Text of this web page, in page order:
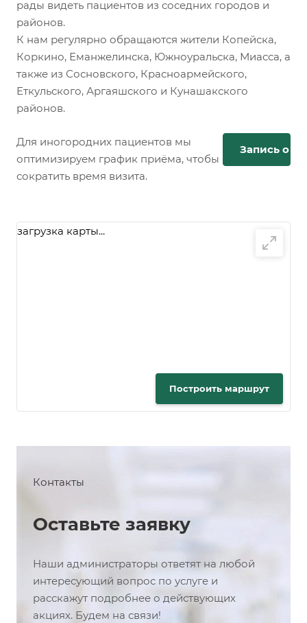
рады видеть пациентов из соседних городов и
районов.
К нам регулярно обращаются жители Копейска,
Коркино, Еманжелинска, Южноуральска, Миасса, а
также из Сосновского, Красноармейского,
Еткульского, Аргаяшского и Кунашакского
районов.
Для иногородних пациентов мы
оптимизируем график приёма, чтобы
сократить время визита.
Запись
загрузка карты...
Построить маршрут
Контакты
Оставьте заявку
Наши администраторы ответят на любой
интересующий вопрос по услуге и
расскажут подробнее о действующих
акциях. Будем на связи!